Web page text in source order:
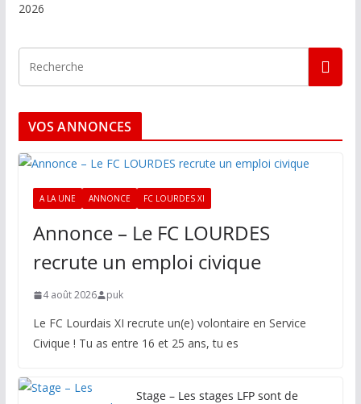
2026
VOS ANNONCES
A LA UNE ANNONCE FC LOURDES XI
Annonce – Le FC LOURDES
recrute un emploi civique
4 août 2026 puk
Le FC Lourdais XI recrute un(e) volontaire en Service
Civique ! Tu as entre 16 et 25 ans, tu es
Stage – Les stages LFP sont de